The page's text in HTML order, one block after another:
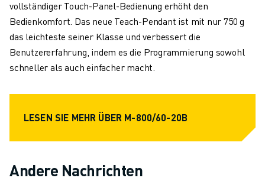
ÜBER FANUC
ÜBER FANUC
FANUC IN EUROPA
UNSERE STANDORTE
NACHHALTIGKEIT
JETZT BEWERBEN » KARRIEREPORTAL
STANDORTE
vollständiger Touch-Panel-Bedienung erhöht den
Bedienkomfort. Das neue Teach-Pendant ist mit nur 750 g
das leichteste seiner Klasse und verbessert die
Benutzererfahrung, indem es die Programmierung sowohl
schneller als auch einfacher macht.
LESEN SIE MEHR ÜBER M-800/60-20B
Andere Nachrichten